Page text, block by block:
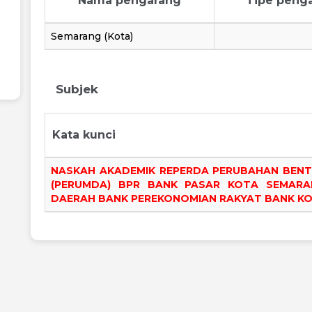
Semarang (Kota)
Subjek
Kata kunci
NASKAH AKADEMIK REPERDA PERUBAHAN
(PERUMDA) BPR BANK PASAR KOTA
DAERAH BANK PEREKONOMIAN RAKYAT BANK